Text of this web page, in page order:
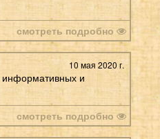
смотреть подробно
10 мая 2020 г.
информативных и
смотреть подробно